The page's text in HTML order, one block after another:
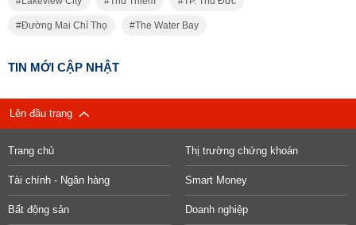
Đường Mai Chí Thọ The Water Bay
TIN MỚI CẬP NHẬT
Lên đầu trang
Trang chủ Thị trường chứng khoán
Tài chính - Ngân hàng Smart Money
Bất động sản Doanh nghiệp